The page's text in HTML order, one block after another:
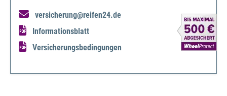
versicherung@reifen24.de
Informationsblatt
Versicherungsbedingungen